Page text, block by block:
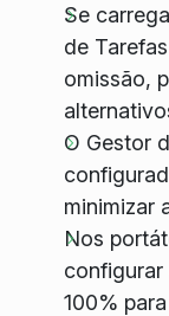
Se
de
omissão,
O Gestor
minimizar
Nos
configurar
100%